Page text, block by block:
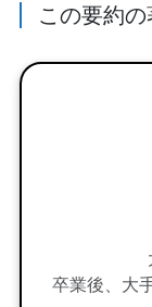
この要約
卒業後、大